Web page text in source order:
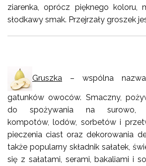
ziarenka, oprócz pięknego koloru,
słodkawy smak. Przejrzały groszek
Gruszka – wspólna
gatunków owoców. Smaczny,
do spożywania na surowo,
kompotów, lodów, sorbetów i
pieczenia ciast oraz dekorowania
także popularny składnik sałatek,
się z sałatami, serami, bakaliami i